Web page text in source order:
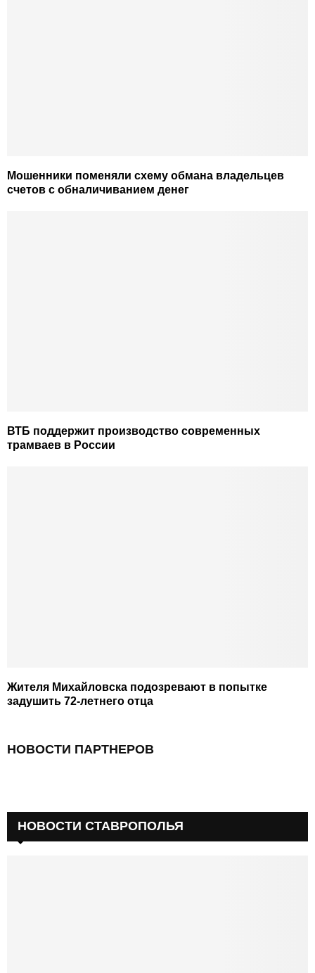
Мошенники поменяли схему обмана владельцев
счетов с обналичиванием денег
ВТБ поддержит производство современных
трамваев в России
Жителя Михайловска подозревают в попытке
задушить 72-летнего отца
НОВОСТИ ПАРТНЕРОВ
НОВОСТИ СТАВРОПОЛЬЯ